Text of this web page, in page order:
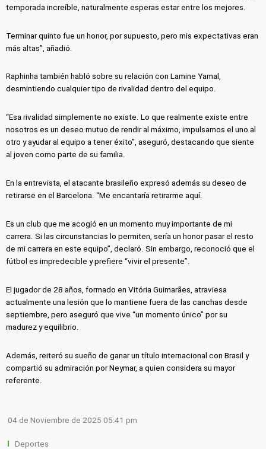
temporada increíble, naturalmente esperas estar entre los mejores.
Terminar quinto fue un honor, por supuesto, pero mis expectativas eran
más altas”, añadió.
Raphinha también habló sobre su relación con Lamine Yamal,
desmintiendo cualquier tipo de rivalidad dentro del equipo.
“Esa rivalidad simplemente no existe. Lo que realmente existe entre
nosotros es un deseo mutuo de rendir al máximo, impulsarnos el uno al
otro y ayudar al equipo a tener éxito”, aseguró, destacando que siente
al joven como parte de su familia.
En la entrevista, el atacante brasileño expresó además su deseo de
retirarse en el Barcelona. “Me encantaría retirarme aquí.
Es un club que me acogió en un momento muy importante de mi
carrera. Si las circunstancias lo permiten, sería un honor pasar el resto
de mi carrera en este equipo”, declaró. Sin embargo, reconoció que el
fútbol es impredecible y prefiere “vivir el presente”.
El jugador de 28 años, formado en Vitória Guimarães, atraviesa
actualmente una lesión que lo mantiene fuera de las canchas desde
septiembre, pero aseguró que vive “un momento único” por su
madurez y equilibrio.
Además, reiteró su sueño de ganar un título internacional con Brasil y
compartió su admiración por Neymar, a quien considera su mayor
referente.
04 de Noviembre de 2025 05:41 pm
Deportes